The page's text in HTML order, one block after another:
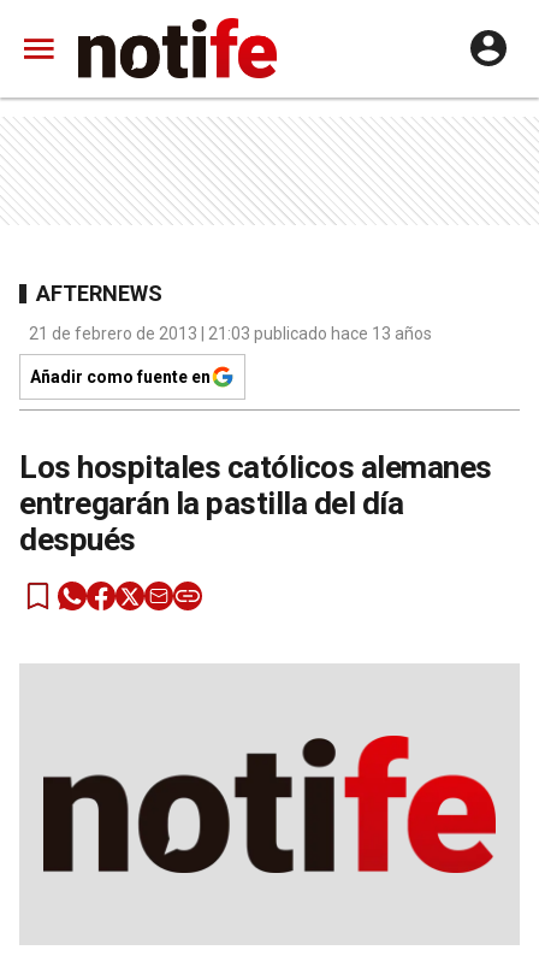
AFTERNEWS
21 de febrero de 2013 | 21:03 publicado hace 13 años
Añadir como fuente en
Los hospitales católicos alemanes
entregarán la pastilla del día
después